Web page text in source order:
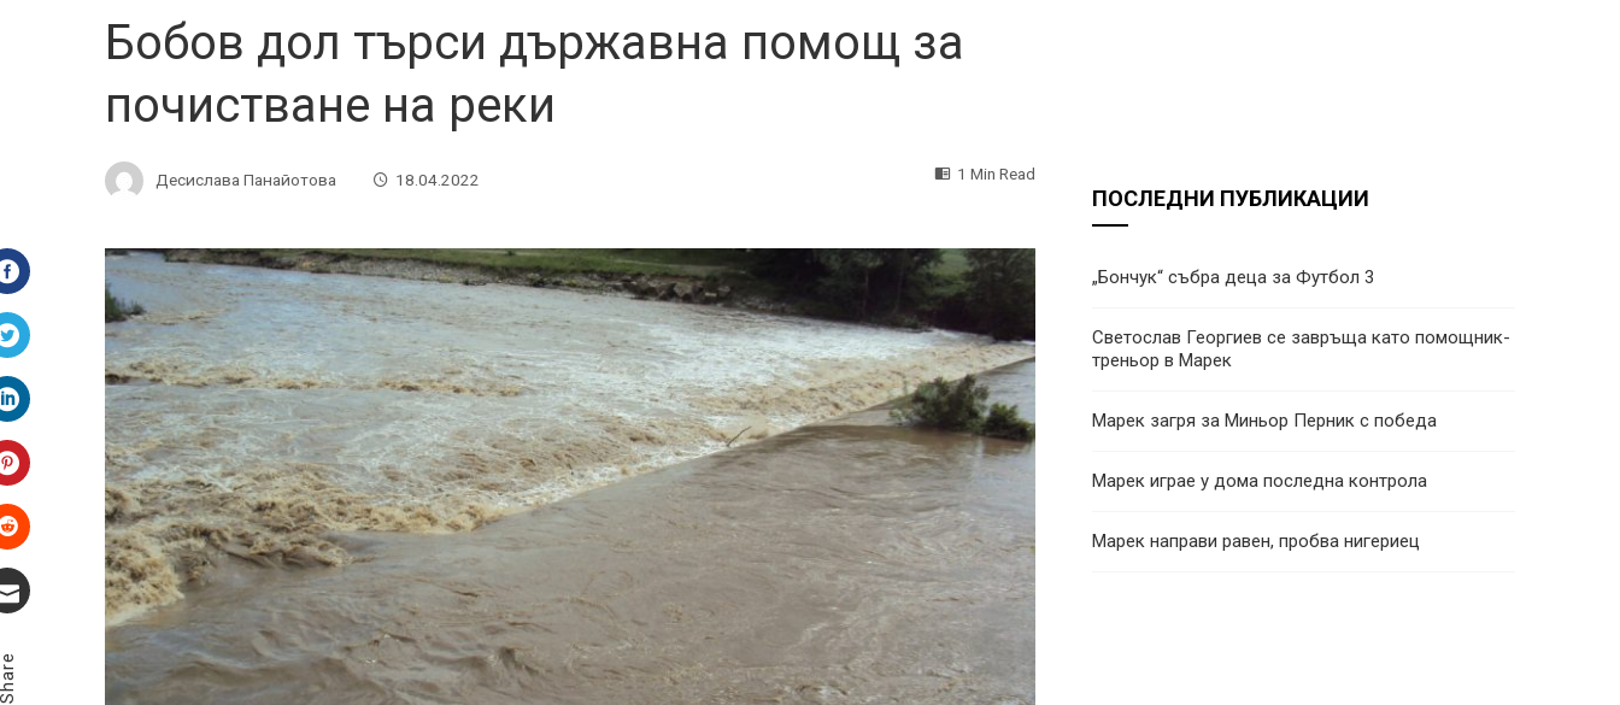
Бобов дол търси държавна помощ за
почистване на реки
Десислава Панайотова 18.04.2022 1 Min Read
Facebook
Twitter
LinkedIn
Pinterest
Stumbleupon
ПОСЛЕДНИ ПУБЛИКАЦИИ
„Бончук“ събра деца за Футбол 3
Светослав Георгиев се завръща като помощник-
треньор в Марек
Марек загря за Миньор Перник с победа
Марек играе у дома последна контрола
Марек направи равен, пробва нигериец